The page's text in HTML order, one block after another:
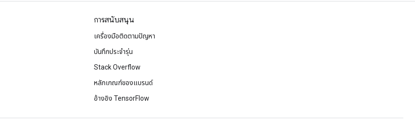
การสนับสนุน
เครื่องมือติดตามปัญหา
บันทึกประจำรุ่น
Stack Overflow
หลักเกณฑ์ของแบรนด์
อ้างอิง TensorFlow